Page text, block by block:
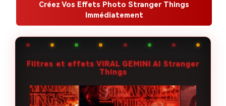
Créez Vos Effets Photo Stranger Things
Immédiatement
Filtres et effets VIRAL GEMINI AI Stranger
Things